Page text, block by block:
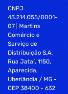
CNPJ
43.214.055/0001-
07 | Martins
Comércio e
Serviço de
Distribuição S.A.
Rua Jataí, 1150,
Aparecida,
Uberlândia / MG -
CEP 38400 - 632